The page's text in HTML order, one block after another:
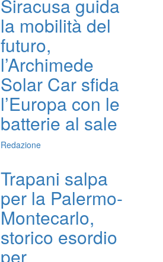
Siracusa guida
la mobilità del
futuro,
l’Archimede
Solar Car sfida
l’Europa con le
batterie al sale
Redazione
Trapani salpa
per la Palermo-
Montecarlo,
storico esordio
per